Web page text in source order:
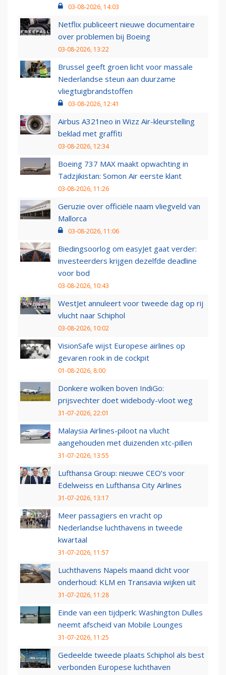
03-08-2026, 14:03
Netflix publiceert nieuwe documentaire
over problemen bij Boeing
03-08-2026, 13:22
Brussel geeft groen licht voor massale
Nederlandse steun aan duurzame
vliegtuigbrandstoffen
03-08-2026, 12:41
Airbus A321neo in Wizz Air-kleurstelling
beklad met graffiti
03-08-2026, 12:34
Boeing 737 MAX maakt opwachting in
Tadzjikistan: Somon Air eerste klant
03-08-2026, 11:26
Geruzie over officiële naam vliegveld van
Mallorca
03-08-2026, 11:06
Biedingsoorlog om easyJet gaat verder:
investeerders krijgen dezelfde deadline
voor bod
03-08-2026, 10:43
WestJet annuleert voor tweede dag op rij
vlucht naar Schiphol
03-08-2026, 10:02
VisionSafe wijst Europese airlines op
gevaren rook in de cockpit
01-08-2026, 8:00
Donkere wolken boven IndiGo:
prijsvechter doet widebody-vloot weg
31-07-2026, 22:01
Malaysia Airlines-piloot na vlucht
aangehouden met duizenden xtc-pillen
31-07-2026, 13:55
Lufthansa Group: nieuwe CEO’s voor
Edelweiss en Lufthansa City Airlines
31-07-2026, 13:17
Meer passagiers en vracht op
Nederlandse luchthavens in tweede
kwartaal
31-07-2026, 11:57
Luchthavens Napels maand dicht voor
onderhoud: KLM en Transavia wijken uit
31-07-2026, 11:28
Einde van een tijdperk: Washington Dulles
neemt afscheid van Mobile Lounges
31-07-2026, 11:25
Gedeelde tweede plaats Schiphol als best
verbonden Europese luchthaven